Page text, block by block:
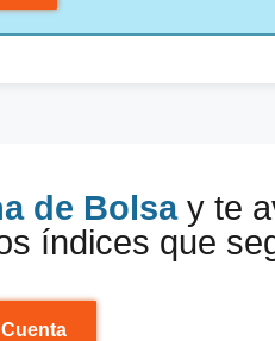
de Bolsay te
índices que